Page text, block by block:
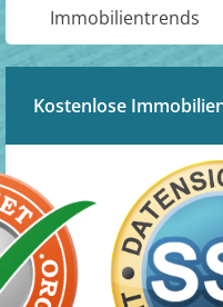
Immobilientrends
Kostenlose